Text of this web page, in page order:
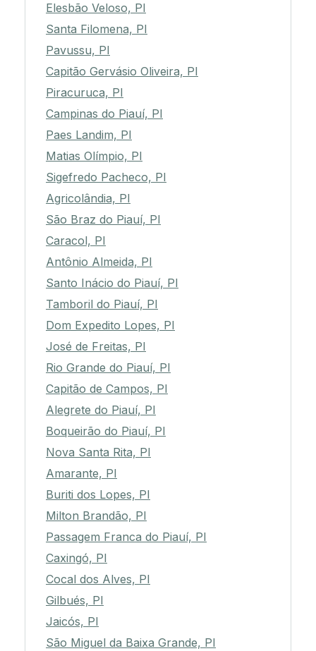
Elesbão Veloso, PI
Santa Filomena, PI
Pavussu, PI
Capitão Gervásio Oliveira, PI
Piracuruca, PI
Campinas do Piauí, PI
Paes Landim, PI
Matias Olímpio, PI
Sigefredo Pacheco, PI
Agricolândia, PI
São Braz do Piauí, PI
Caracol, PI
Antônio Almeida, PI
Santo Inácio do Piauí, PI
Tamboril do Piauí, PI
Dom Expedito Lopes, PI
José de Freitas, PI
Rio Grande do Piauí, PI
Capitão de Campos, PI
Alegrete do Piauí, PI
Boqueirão do Piauí, PI
Nova Santa Rita, PI
Amarante, PI
Buriti dos Lopes, PI
Milton Brandão, PI
Passagem Franca do Piauí, PI
Caxingó, PI
Cocal dos Alves, PI
Gilbués, PI
Jaicós, PI
São Miguel da Baixa Grande, PI